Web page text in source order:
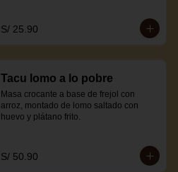
S/ 25.90
Tacu lomo a lo pobre
Masa crocante a base de frejol con
arroz, montado de lomo saltado con
huevo y plátano frito.
S/ 50.90